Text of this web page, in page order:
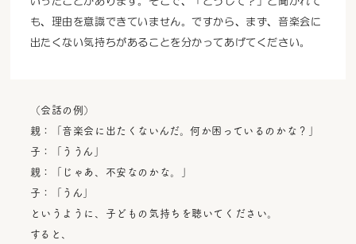
も、理由を意識できていません。ですから、まず、音楽会に
出たくない気持ちがあることを分かってあげてください。
（会話の例）
親：「音楽会に出たくないんだ。何か困っているのかな？」
子：「ううん」
親：「じゃあ、不安なのかな。」
子：「うん」
というように、子どもの気持ちを聴いてください。
すると、